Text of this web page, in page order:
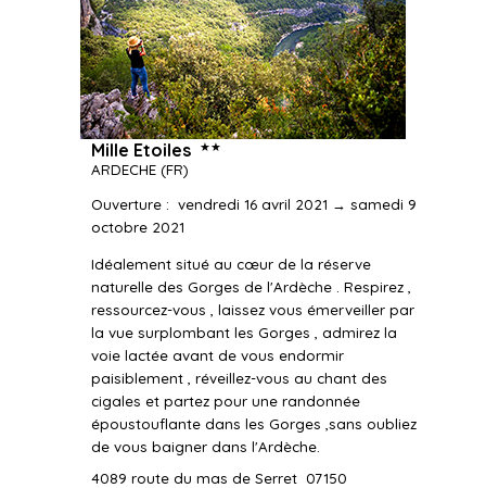
Mille Etoiles ★★
ARDECHE (FR)
Ouverture : vendredi 16 avril 2021 → samedi 9
octobre 2021
Idéalement situé au cœur de la réserve
naturelle des Gorges de l'Ardèche . Respirez ,
ressourcez-vous , laissez vous émerveiller par
la vue surplombant les Gorges , admirez la
voie lactée avant de vous endormir
paisiblement , réveillez-vous au chant des
cigales et partez pour une randonnée
époustouflante dans les Gorges ,sans oubliez
de vous baigner dans l'Ardèche.
4089 route du mas de Serret 07150